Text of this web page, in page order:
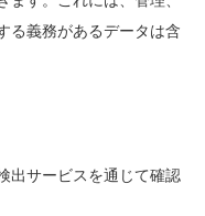
る義務があるデータは含
出サービスを通じて確認